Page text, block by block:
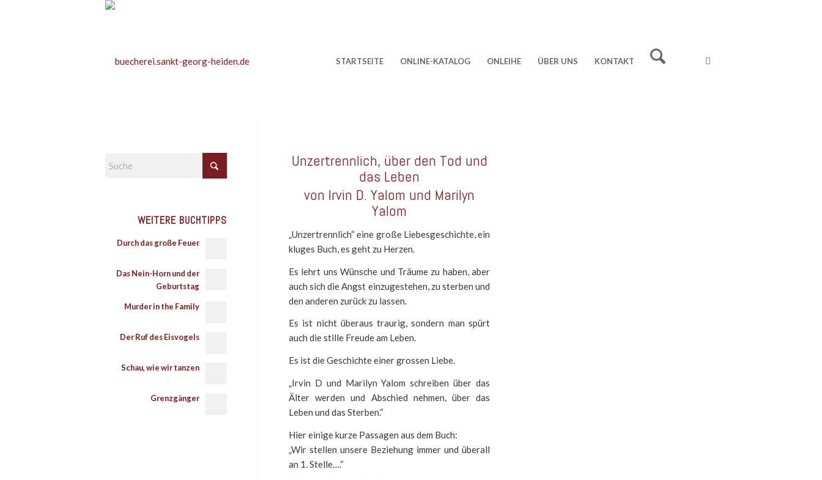
STARTSEITE ONLINE-KATALOG ONLEIHE ÜBER UNS KONTAKT
Unzertrennlich, über den Tod und
das Leben
von Irvin D. Yalom und Marilyn
Yalom
„Unzertrennlich“ eine große Liebesgeschichte, ein
kluges Buch, es geht zu Herzen.
Es lehrt uns Wünsche und Träume zu haben, aber
auch sich die Angst einzugestehen, zu sterben und
den anderen zurück zu lassen.
Es ist nicht überaus traurig, sondern man spürt
auch die stille Freude am Leben.
Es ist die Geschichte einer grossen Liebe.
„Irvin D und Marilyn Yalom schreiben über das
Älter werden und Abschied nehmen, über das
Leben und das Sterben.“
Hier einige kurze Passagen aus dem Buch:
„Wir stellen unsere Beziehung immer und überall
an 1. Stelle….“
WEITERE BUCHTIPPS
Durch das große Feuer
Das Nein-Horn und der
Geburtstag
Murder in the Family
Der Ruf des Eisvogels
Schau, wie wir tanzen
Grenzgänger